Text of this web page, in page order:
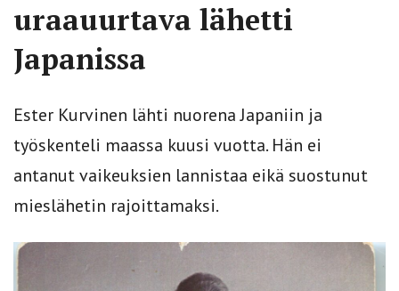
uraauurtava lähetti
Japanissa
Ester Kurvinen lähti nuorena Japaniin ja
työskenteli maassa kuusi vuotta. Hän ei
antanut vaikeuksien lannistaa eikä suostunut
mieslähetin rajoittamaksi.